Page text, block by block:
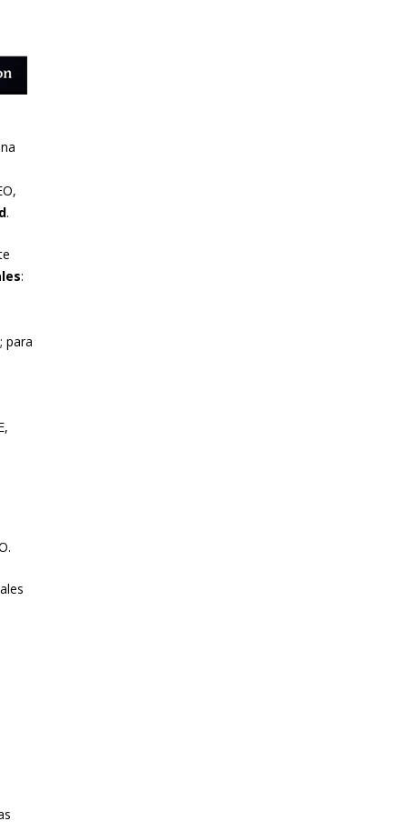
.
:
para